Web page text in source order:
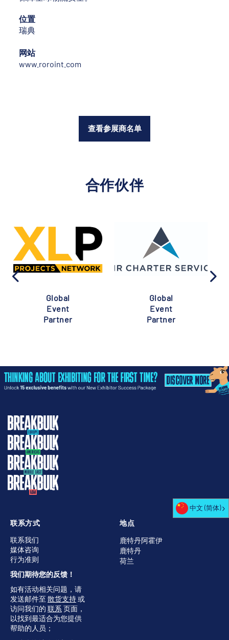
位置
瑞典
网站
www.roroint.com
查看参展商名单
合作伙伴
Global
Event
Partner
Global
Event
Partner
地点
鹿特丹阿霍伊
鹿特丹
荷兰
联系方式
联系我们
媒体咨询
行为准则
我们期待您的反馈！
如有活动相关问题，请
发送邮件至 散货支持或
访问我们的 联系 页面，
以找到最适合为您提供
帮助的人员；
中文 (简体)